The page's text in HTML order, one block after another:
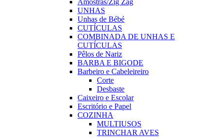
Amostras/Zig Zag
UNHAS
Unhas de Bébé
CUTÍCULAS
COMBINADA DE UNHAS E
CUTÍCULAS
Pêlos de Nariz
BARBA E BIGODE
Barbeiro e Cabeleireiro
Corte
Desbaste
Caixeiro e Escolar
Escritório e Papel
COZINHA
MULTIUSOS
TRINCHAR AVES